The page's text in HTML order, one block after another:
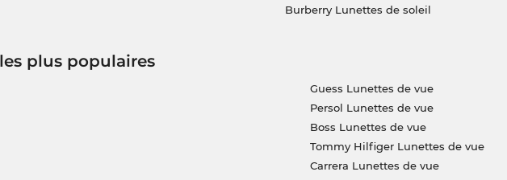
Burberry Lunettes de soleil
plus populaires
Guess Lunettes de vue
Persol Lunettes de vue
Boss Lunettes de vue
Tommy Hilfiger Lunettes de vue
Carrera Lunettes de vue